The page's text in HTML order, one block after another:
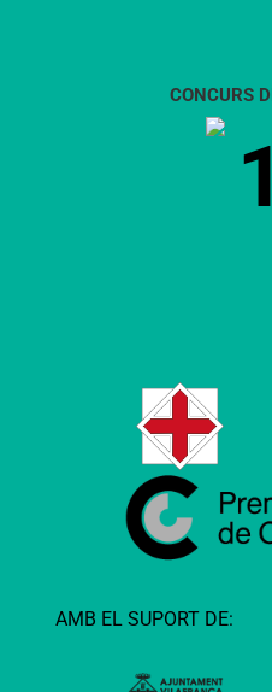
CONCURS
AMB EL SUPORT DE: